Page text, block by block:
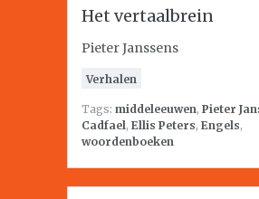
Het vertaalbrein
Pieter Janssens
Verhalen
Tags: middeleeuwen, Pieter
Cadfael, Ellis Peters, Engels,
woordenboeken